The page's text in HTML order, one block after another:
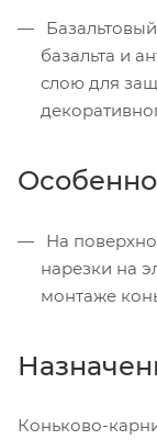
базальта и
слою для
На
нарезки на
монтаже
Коньково-